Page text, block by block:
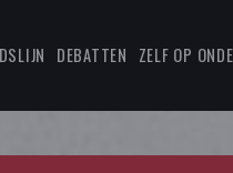
DEBATTEN ZELF OP